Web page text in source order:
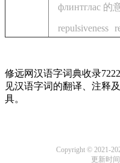
флинтглас 的
repulsiveness
修远网汉语字词典收录
见汉语字词的翻译、注释
具。
Copyright © 2021-
更新时